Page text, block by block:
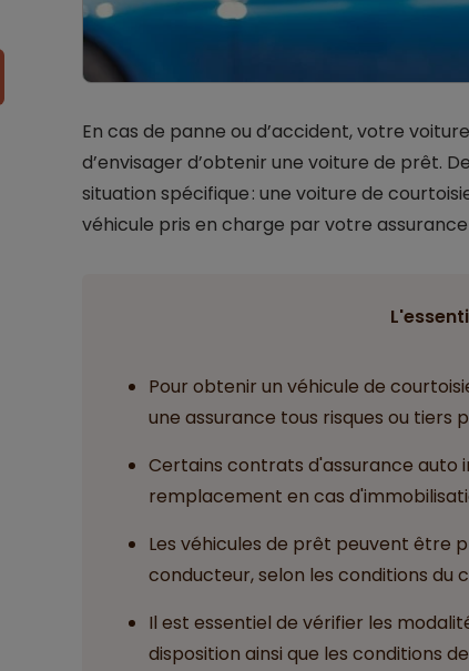
En cas de panne ou d’accident, votre
d’envisager d’obtenir une voiture de prêt.
situation spécifique : une voiture de
véhicule pris en charge par votre
Pour obtenir un véhicule de
une assurance tous risques ou tiers
Certains contrats d'assurance auto
remplacement en cas
Les véhicules de prêt peuvent être
conducteur, selon les conditions du
Il est essentiel de vérifier les
disposition ainsi que les conditions